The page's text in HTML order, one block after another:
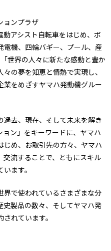
ョンプラザ
アシスト自転車をはじめ、ボ
電機、四輪バギー、プール、産
世界の人々に新たな感動と豊か
の夢を知恵と情熱で実現し、
業をめざすヤマハ発動機グルー
過去、現在、そして未来を解き
ン」をキーワードに、ヤマハ
じめ、お取引先の方々、ヤマハ
流することで、ともにスキル
ます。
界で使われているさまざまな分
製品の数々、そしてヤマハ発
れています。